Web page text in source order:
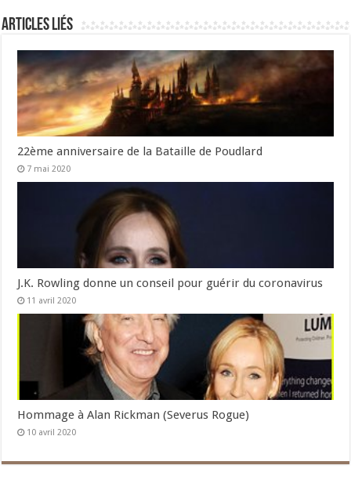
Articles liés
22ème anniversaire de la Bataille de Poudlard
7 mai 2020
J.K. Rowling donne un conseil pour guérir du coronavirus
11 avril 2020
Hommage à Alan Rickman (Severus Rogue)
10 avril 2020